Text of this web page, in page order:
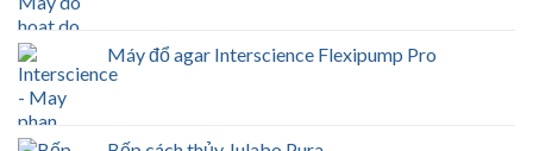
Máy đổ agar Interscience Flexipump Pro